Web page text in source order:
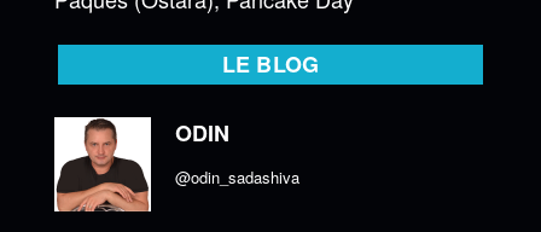
LE BLOG
ODIN
@odin_sadashiva